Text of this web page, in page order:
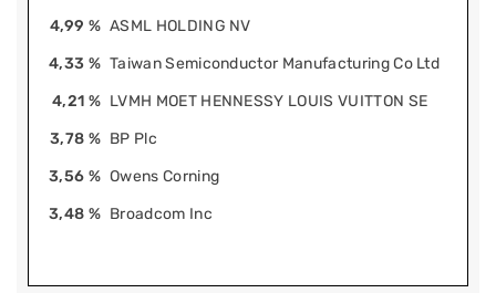
4,99 % ASML HOLDING NV
4,33 % Taiwan Semiconductor Manufacturing Co Ltd
4,21 % LVMH MOET HENNESSY LOUIS VUITTON SE
3,78 % BP Plc
3,56 % Owens Corning
3,48 % Broadcom Inc